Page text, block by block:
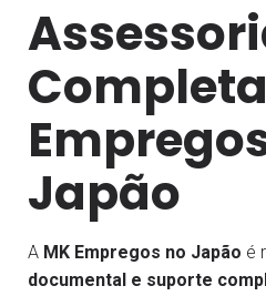
Japão
A MK Empregos no Japão é
documental e suporte